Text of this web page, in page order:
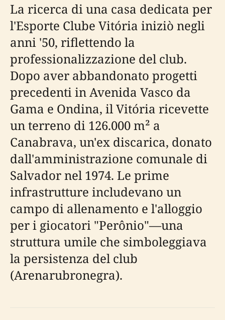
La ricerca di una casa dedicata per
l'Esporte Clube Vitória iniziò negli
anni '50, riflettendo la
professionalizzazione del club.
Dopo aver abbandonato progetti
precedenti in Avenida Vasco da
Gama e Ondina, il Vitória ricevette
un terreno di 126.000 m² a
Canabrava, un'ex discarica, donato
dall'amministrazione comunale di
Salvador nel 1974. Le prime
infrastrutture includevano un
campo di allenamento e l'alloggio
per i giocatori "Perônio"—una
struttura umile che simboleggiava
la persistenza del club
(Arenarubronegra).